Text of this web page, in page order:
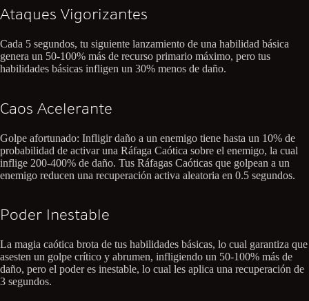
Ataques Vigorizantes
Cada 5 segundos, tu siguiente lanzamiento de una habilidad básica
genera un 50-100% más de recurso primario máximo, pero tus
habilidades básicas infligen un 30% menos de daño.
Caos Acelerante
Golpe afortunado: Infligir daño a un enemigo tiene hasta un 10% de
probabilidad de activar una Ráfaga Caótica sobre el enemigo, la cual
inflige 200-400% de daño. Tus Ráfagas Caóticas que golpean a un
enemigo reducen una recuperación activa aleatoria en 0.5 segundos.
Poder Inestable
La magia caótica brota de tus habilidades básicas, lo cual garantiza que
asesten un golpe crítico y abrumen, infligiendo un 50-100% más de
daño, pero el poder es inestable, lo cual les aplica una recuperación de
3 segundos.